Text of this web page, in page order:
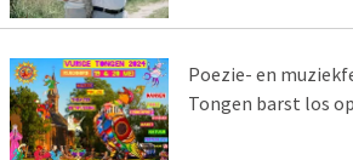
Poezie- en
Tongen barst los